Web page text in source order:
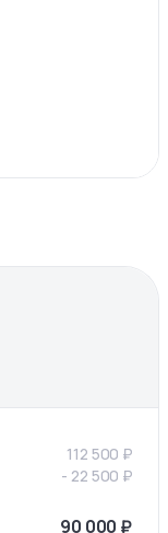
112 500 ₽
- 22 500 ₽
90 000 ₽